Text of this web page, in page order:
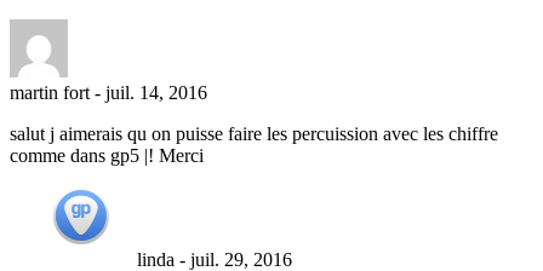
martin fort - juil. 14, 2016
salut j aimerais qu on puisse faire les percuission avec les chiffre
comme dans gp5 |! Merci
linda - juil. 29, 2016